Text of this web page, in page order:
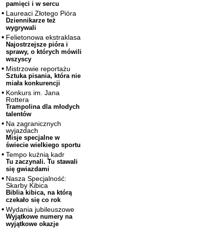
pamięci i w sercu
Laureaci Złotego Pióra
Dziennikarze też
wygrywali
Felietonowa ekstraklasa
Najostrzejsze pióra i
sprawy, o których mówili
wszyscy
Mistrzowie reportażu
Sztuka pisania, która nie
miała konkurencji
Konkurs im. Jana
Rottera
Trampolina dla młodych
talentów
Na zagranicznych
wyjazdach
Misje specjalne w
świecie wielkiego sportu
Tempo kuźnią kadr
Tu zaczynali. Tu stawali
się gwiazdami
Nasza Specjalność:
Skarby Kibica
Biblia kibica, na którą
czekało się co rok
Wydania jubileuszowe
Wyjątkowe numery na
wyjątkowe okazje